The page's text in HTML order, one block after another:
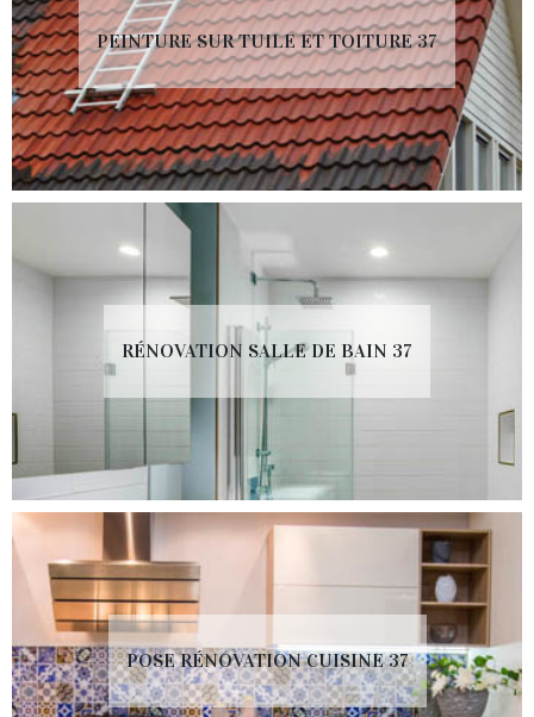
PEINTURE SUR TUILE ET TOITURE 37
RÉNOVATION SALLE DE BAIN 37
POSE RÉNOVATION CUISINE 37